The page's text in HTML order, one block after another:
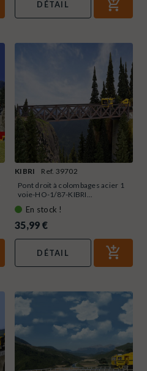
DÉTAIL
KIBRI
Ref. 39702
Pont droit à colombages acier 1
voie-HO-1/87-KIBRI...
En stock !
35,99 €
DÉTAIL